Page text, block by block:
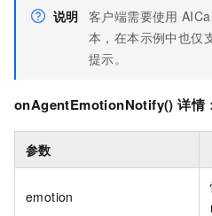
说明 客户端需要使用
本，在本示例中也仅
提示。
onAgentEmotionNotify() 详情：
参数
emotion